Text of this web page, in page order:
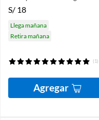
S/ 18
Llega mañana
Retira mañana
(1)
Agregar